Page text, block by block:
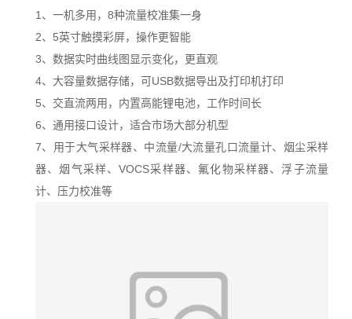
1、 一机多用， 8种流量校准集一身
2、5英寸触摸彩屏，操作更智能
3、数据实时曲线图显示变化，更直观
4、大容量数据存储，可USB数据导出及打印机打印
5、交直流两用，内置高能锂电池，工作时间长
6、通用接口设计，适合市场大部分机型
7、用于大气采样器、中流量/大流量孔口流量计、烟尘采样
器、烟气采样、VOCS采样器、氟化物采样器、浮子流量
计、压力校准等